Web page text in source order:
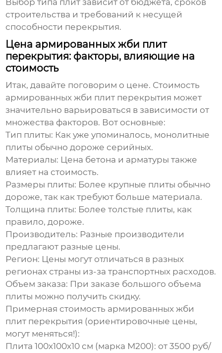
Выбор типа плит зависит от бюджета, сроков
строительства и требований к несущей
способности перекрытия.
Цена армированных жби плит
перекрытия: факторы, влияющие на
стоимость
Итак, давайте поговорим о цене. Стоимость
армированных жби плит перекрытия может
значительно варьироваться в зависимости от
множества факторов. Вот основные:
Тип плиты: Как уже упоминалось, монолитные
плиты обычно дороже серийных.
Материалы: Цена бетона и арматуры также
влияет на стоимость.
Размеры плиты: Более крупные плиты обычно
дороже, так как требуют больше материала.
Толщина плиты: Более толстые плиты, как
правило, дороже.
Производитель: Разные производители
предлагают разные цены.
Регион: Цены могут отличаться в разных
регионах страны из-за транспортных расходов.
Объем заказа: При заказе большого объема
плиты можно получить скидку.
Примерная стоимость армированных жби
плит перекрытия (ориентировочные цены,
могут меняться!):
Плита 100х100х10 см (марка М200): от 3500 руб/